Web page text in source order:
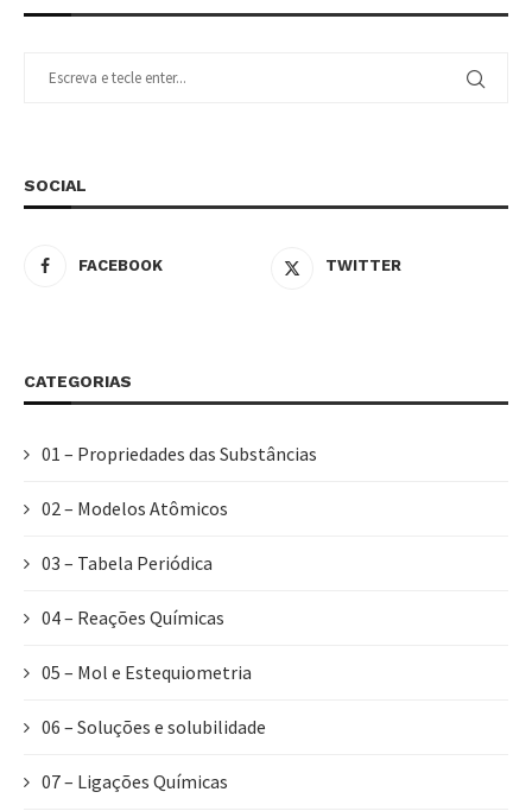
SOCIAL
FACEBOOK TWITTER
CATEGORIAS
01 – Propriedades das Substâncias
02 – Modelos Atômicos
03 – Tabela Periódica
04 – Reações Químicas
05 – Mol e Estequiometria
06 – Soluções e solubilidade
07 – Ligações Químicas